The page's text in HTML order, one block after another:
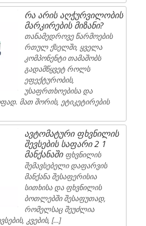
რა არის აღჭურვილობის
მარკირების მიზანი?
თანამედროვე წარმოების
რთულ ქსელში, ყველა
კომპონენტი თამაშობს
გადამწყვეტ როლს
ეფექტურობის,
უსაფრთხოებისა და
მათ შორის, ეტიკეტირების
ავტომატური ფხვნილის
შევსების საფარი 2 1
მანქანაში ფხვნილის
შემავსებელი დაფარვის
მანქანა შესაფერისია
სითხისა და ფხვნილის
ბოთლებში შესაფუთად,
რომელსაც შეუძლია
კვების, […]